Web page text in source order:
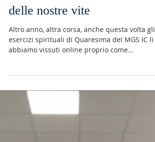
Chiara Quitadamo, Ancona
29 mar 2021
Tempo di lettura: 2 min